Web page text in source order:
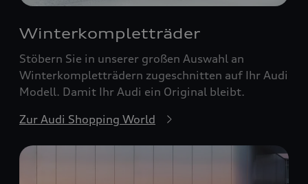
Winterkompletträder
Stöbern Sie in unserer großen Auswahl an
Winterkompletträdern zugeschnitten auf Ihr Audi
Modell. Damit Ihr Audi ein Original bleibt.
Zur Audi Shopping World